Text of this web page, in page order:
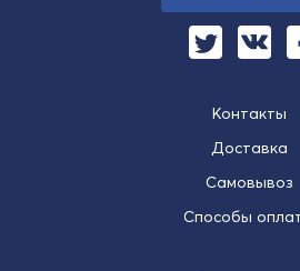
Контакты
Доставка
Самовывоз
Способы